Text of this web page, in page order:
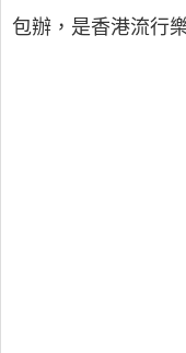
包辦，是香港流行